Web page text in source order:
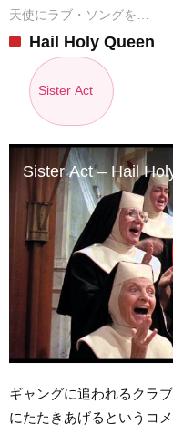
天使にラブ・ソングを…
Hail Holy Queen
Sister Act
Sister Act – Hail
ギャングに追われるクラ
にたたきあげるというコメ